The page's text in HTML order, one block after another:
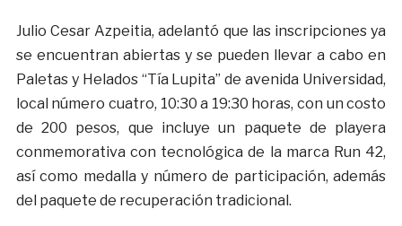
Julio Cesar Azpeitia, adelantó que las inscripciones ya
se encuentran abiertas y se pueden llevar a cabo en
Paletas y Helados “Tía Lupita” de avenida Universidad,
local número cuatro, 10:30 a 19:30 horas, con un costo
de 200 pesos, que incluye un paquete de playera
conmemorativa con tecnológica de la marca Run 42,
así como medalla y número de participación, además
del paquete de recuperación tradicional.